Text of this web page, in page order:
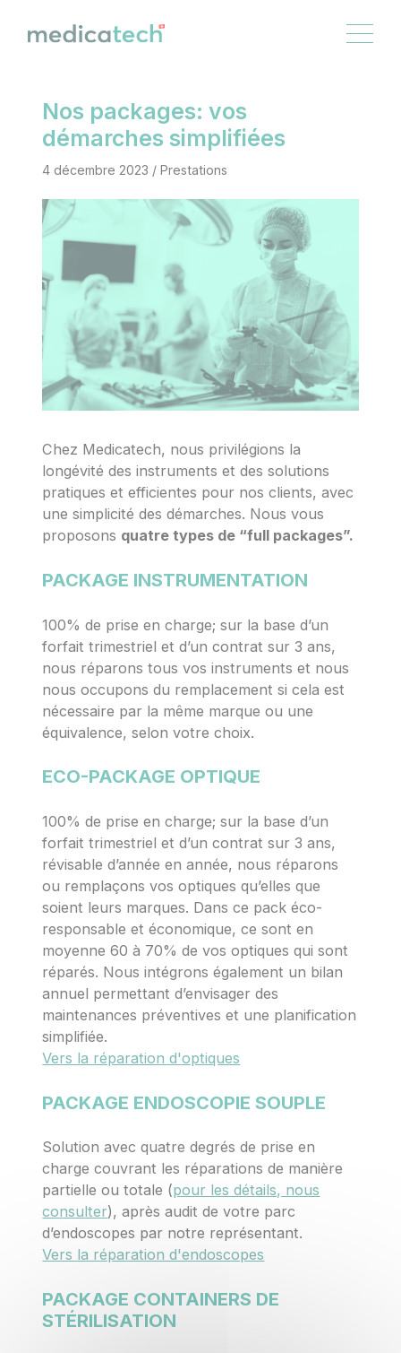
Nos packages: vos
démarches simplifiées
4 décembre 2023 / Prestations
Chez Medicatech, nous privilégions la
longévité des instruments et des solutions
pratiques et efficientes pour nos clients, avec
une simplicité des démarches. Nous vous
proposons quatre types de “full packages”.
PACKAGE INSTRUMENTATION
100% de prise en charge; sur la base d’un
forfait trimestriel et d’un contrat sur 3 ans,
nous réparons tous vos instruments et nous
nous occupons du remplacement si cela est
nécessaire par la même marque ou une
équivalence, selon votre choix.
ECO-PACKAGE OPTIQUE
100% de prise en charge; sur la base d’un
forfait trimestriel et d’un contrat sur 3 ans,
révisable d’année en année, nous réparons
ou remplaçons vos optiques qu’elles que
soient leurs marques. Dans ce pack éco-
responsable et économique, ce sont en
moyenne 60 à 70% de vos optiques qui sont
réparés. Nous intégrons également un bilan
annuel permettant d’envisager des
maintenances préventives et une planification
simplifiée.
Vers la réparation d'optiques
PACKAGE ENDOSCOPIE SOUPLE
Solution avec quatre degrés de prise en
charge couvrant les réparations de manière
partielle ou totale (pour les détails, nous
consulter), après audit de votre parc
d’endoscopes par notre représentant.
Vers la réparation d'endoscopes
PACKAGE CONTAINERS DE
STÉRILISATION